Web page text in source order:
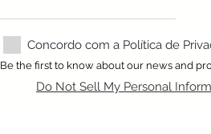
Concordo com a Política de
Be the first to know about our news and
Do Not Sell My Personal